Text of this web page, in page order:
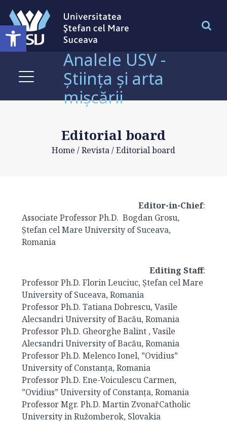
Deschide bara de unelte
Analele USV -
Știința și arta
mișcării
Editorial board
Home /Revista/Editorial board
Editor-in-Chief:
Associate Professor Ph.D. Bogdan Grosu,
Ștefan cel Mare University of Suceava,
Romania
Editing Staff:
Professor Ph.D. Florin Leuciuc, Ștefan cel Mare
University of Suceava, Romania
Professor Ph.D. Tatiana Dobrescu, Vasile
Alecsandri University of Bacău, Romania
Professor Ph.D. Gheorghe Balint , Vasile
Alecsandri University of Bacău, Romania
Professor Ph.D. Melenco Ionel, ”Ovidius”
University of Constanța, Romania
Professor Ph.D. Ene-Voiculescu Carmen,
”Ovidius” University of Constanța, Romania
Professor Mgr. Ph.D. Martin ZvonařCatholic
University in Ružomberok, Slovakia